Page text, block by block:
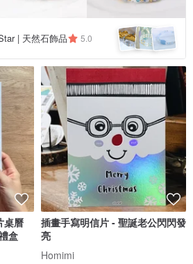
| 天然石飾品 5.0
桌曆
盒
插畫手寫明信片 - 聖誕老公閃閃發
亮
Homimi